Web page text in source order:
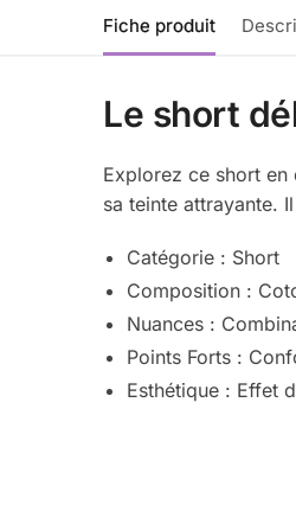
Fiche produit
Le short
Explorez ce short en
sa teinte attrayante.
Catégorie : Short
Composition :
Nuances :
Points Forts :
Esthétique : Effet